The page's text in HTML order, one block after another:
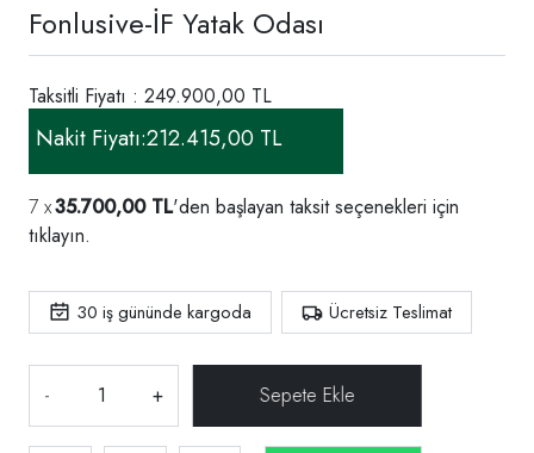
Fonlusive-İF Yatak Odası
Taksitli Fiyatı : 249.900,00 TL
Nakit Fiyatı:212.415,00 TL
35.700,00 TL'den başlayan taksit seçenekleri için
tıklayın.
30 iş gününde kargoda Ücretsiz Teslimat
- +